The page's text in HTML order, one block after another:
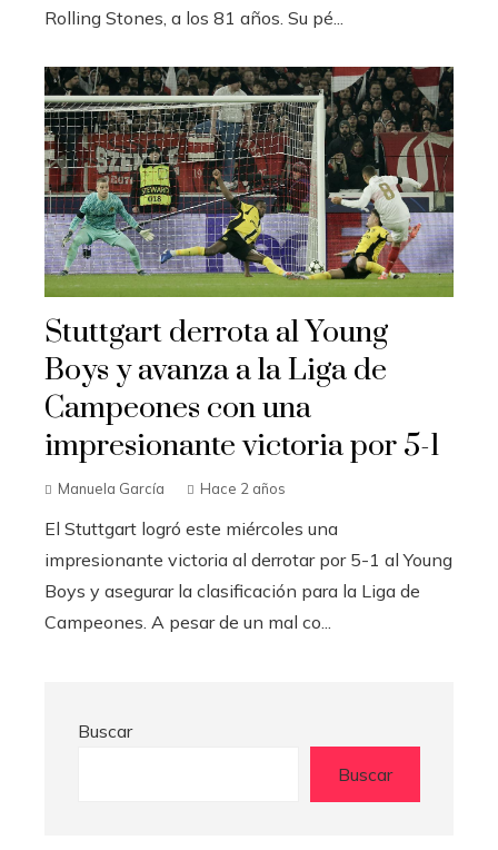
Rolling Stones, a los 81 años. Su pé...
Stuttgart derrota al Young
Boys y avanza a la Liga de
Campeones con una
impresionante victoria por 5-1
Manuela García Hace 2 años
El Stuttgart logró este miércoles una
impresionante victoria al derrotar por 5-1 al Young
Boys y asegurar la clasificación para la Liga de
Campeones. A pesar de un mal co...
Buscar
Buscar